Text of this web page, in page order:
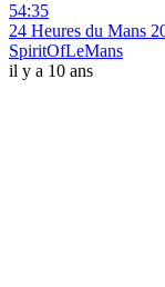
54:35
24 Heures du Mans
SpiritOfLeMans
il y a 10 ans